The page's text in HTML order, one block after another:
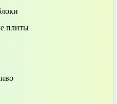
плиты